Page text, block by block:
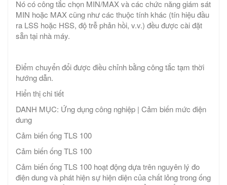
Nó có công tắc chọn MIN/MAX và các chức năng giám sát
MIN hoặc MAX cũng như các thuộc tính khác (tín hiệu đầu
ra LSS hoặc HSS, độ trễ phản hồi, v.v.) đều được cài đặt
sẵn tại nhà máy.
Điểm chuyển đổi được điều chỉnh bằng công tắc tạm thời
hướng dẫn.
Hiển thị chi tiết
DANH MỤC: Ứng dụng công nghiệp | Cảm biến mức điện
dung
Cảm biến ống TLS 100
Cảm biến ống TLS 100
Cảm biến ống TLS 100 hoạt động dựa trên nguyên lý đo
điện dung và phát hiện sự hiện diện của chất lỏng trong ống